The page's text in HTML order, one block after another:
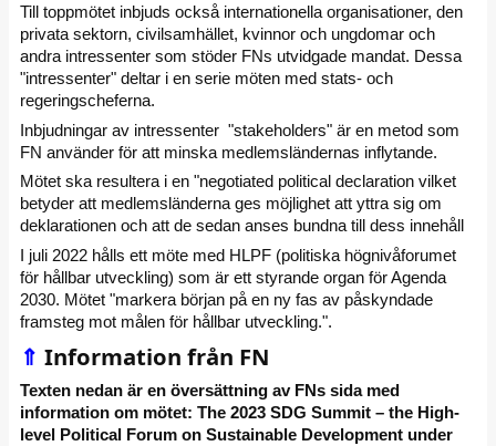
Till toppmötet inbjuds också internationella organisationer, den
privata sektorn, civilsamhället, kvinnor och ungdomar och
andra intressenter som stöder FNs utvidgade mandat. Dessa
"intressenter" deltar i en serie möten med stats- och
regeringscheferna.
Inbjudningar av intressenter "stakeholders" är en metod som
FN använder för att minska medlemsländernas inflytande.
Mötet ska resultera i en "negotiated political declaration vilket
betyder att medlemsländerna ges möjlighet att yttra sig om
deklarationen och att de sedan anses bundna till dess innehåll
I juli 2022 hålls ett möte med HLPF (politiska högnivåforumet
för hållbar utveckling) som är ett styrande organ för Agenda
2030. Mötet "markera början på en ny fas av påskyndade
framsteg mot målen för hållbar utveckling.".
⇑ Information från FN
Texten nedan är en översättning av FNs sida med
information om mötet: The 2023 SDG Summit – the High-
level Political Forum on Sustainable Development under